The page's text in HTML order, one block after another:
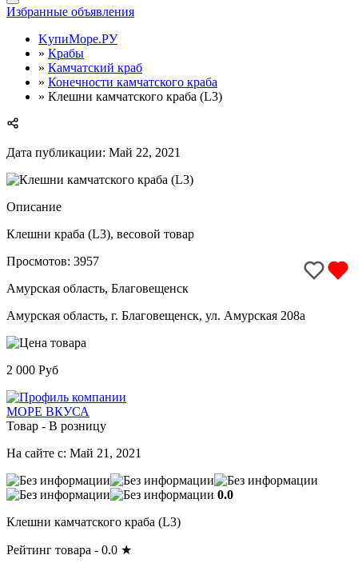
Toggle
navigation
Избранные объявления
KупиМоре.РУ
» Крабы
» Камчатский краб
» Конечности камчатского краба
» Клешни камчатского краба (L3)
Дата публикации: Май 22, 2021
Описание
Клешни краба (L3), весовой товар
Просмотов: 3957
Амурская область, Благовещенск
Амурская область, г. Благовещенск, ул. Амурская 208а
2 000 Руб
МОРЕ ВКУСА
Товар - В розницу
На сайте с: Май 21, 2021
0.0
Клешни камчатского краба (L3)
Рейтинг товара - 0.0 ★